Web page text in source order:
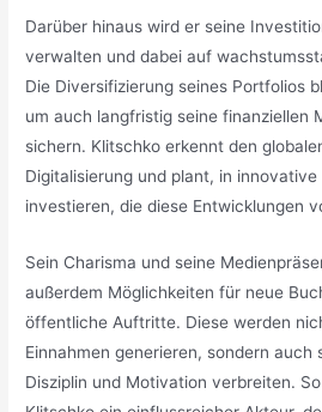
Darüber hinaus wird er seine
verwalten und dabei auf
Die Diversifizierung seines Portfolios
um auch langfristig seine finanziellen
sichern. Klitschko erkennt den
Digitalisierung und plant, in
investieren, die diese Entwicklungen
Sein Charisma und seine
außerdem Möglichkeiten für neue
öffentliche Auftritte. Diese werden
Einnahmen generieren, sondern
Disziplin und Motivation verbreiten.